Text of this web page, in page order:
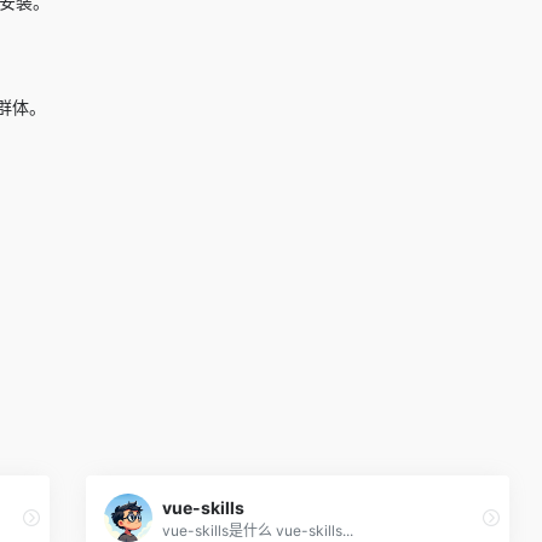
。
vue-skills
vue-skills是什么 vue-skills...